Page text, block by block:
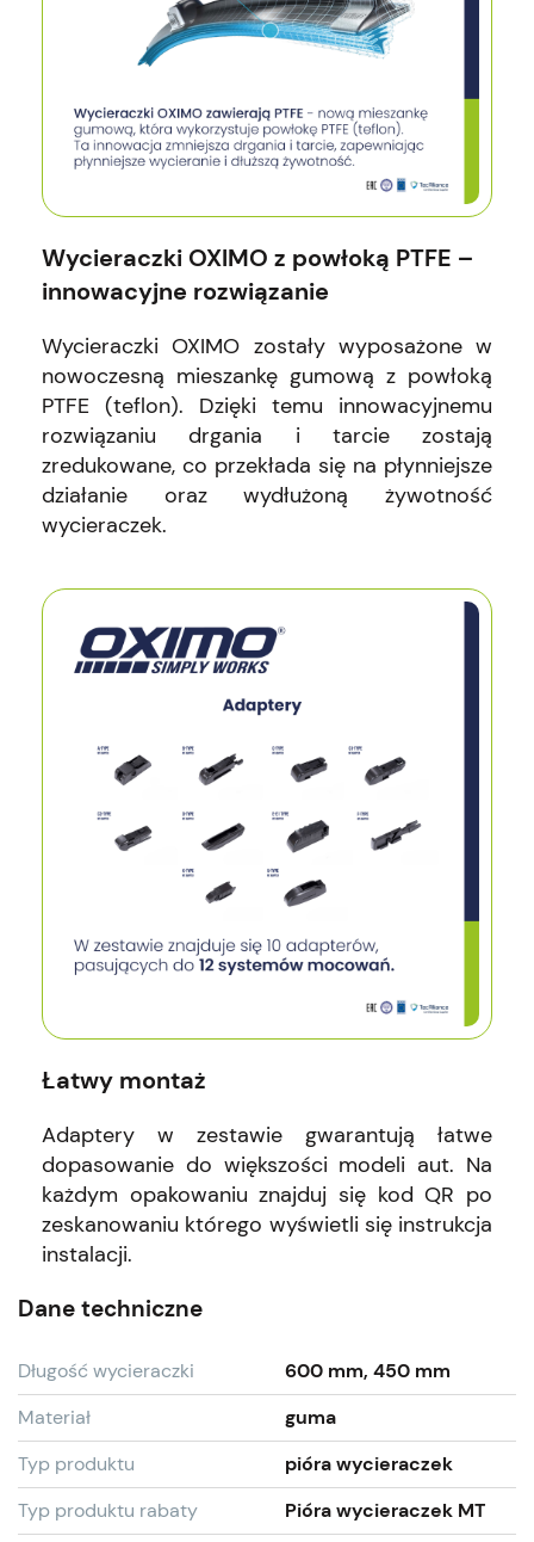
Wycieraczki OXIMO z powłoką PTFE –
innowacyjne rozwiązanie
Wycieraczki OXIMO zostały wyposażone w
nowoczesną mieszankę gumową z powłoką
PTFE (teflon). Dzięki temu innowacyjnemu
rozwiązaniu drgania i tarcie zostają
zredukowane, co przekłada się na płynniejsze
działanie oraz wydłużoną żywotność
wycieraczek.
Łatwy montaż
Adaptery w zestawie gwarantują łatwe
dopasowanie do większości modeli aut. Na
każdym opakowaniu znajduj się kod QR po
zeskanowaniu którego wyświetli się instrukcja
instalacji.
Dane techniczne
Długość wycieraczki
600 mm, 450 mm
Materiał
guma
Typ produktu
pióra wycieraczek
Typ produktu rabaty
Pióra wycieraczek MT